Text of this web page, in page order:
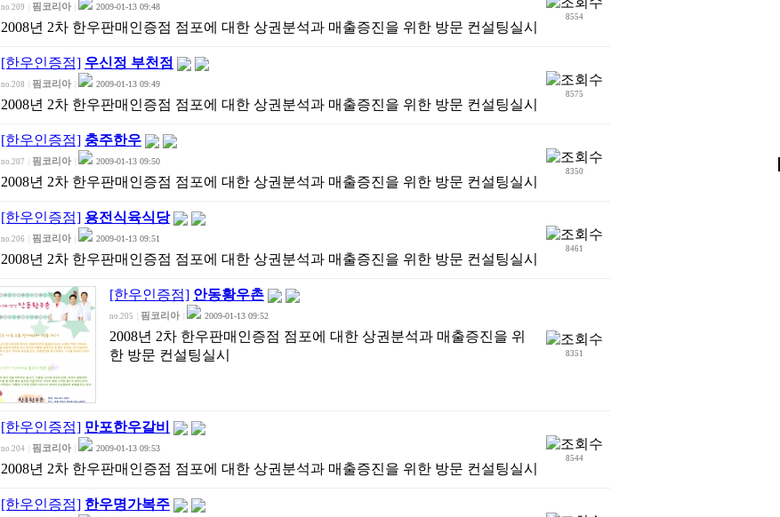
no.209 핌코리아 2009-01-13 09:48
2008년 2차 한우판매인증점 점포에 대한 상권분석과 매출증진을 위한 방문 컨설팅실시
8554
[한우인증점] 우신정 부천점
no.208 핌코리아 2009-01-13 09:49
2008년 2차 한우판매인증점 점포에 대한 상권분석과 매출증진을 위한 방문 컨설팅실시
8575
[한우인증점] 충주한우
no.207 핌코리아 2009-01-13 09:50
2008년 2차 한우판매인증점 점포에 대한 상권분석과 매출증진을 위한 방문 컨설팅실시
8350
[한우인증점] 용전식육식당
no.206 핌코리아 2009-01-13 09:51
2008년 2차 한우판매인증점 점포에 대한 상권분석과 매출증진을 위한 방문 컨설팅실시
8461
[한우인증점] 안동황우촌
no.205 핌코리아 2009-01-13 09:52
2008년 2차 한우판매인증점 점포에 대한 상권분석과 매출증진을 위
한 방문 컨설팅실시
8351
[한우인증점] 만포한우갈비
no.204 핌코리아 2009-01-13 09:53
2008년 2차 한우판매인증점 점포에 대한 상권분석과 매출증진을 위한 방문 컨설팅실시
8544
[한우인증점] 한우명가복주